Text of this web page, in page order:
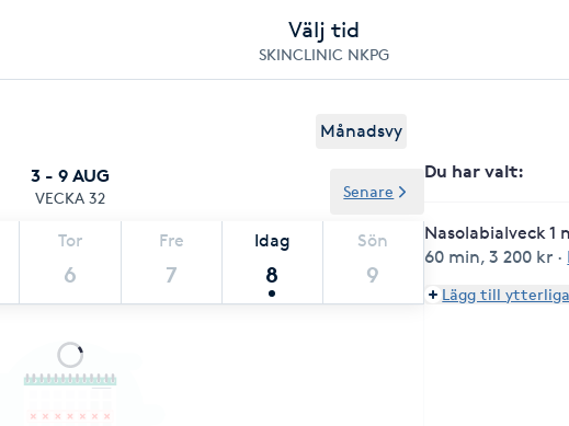
Välj tid
SKINCLINIC NKPG
Månadsvy
3 - 9 AUG
VECKA 32
Tor
6
Fre
7
Idag
8
Sön
9
Senare
Du har valt:
Nasolabialveck 1
60 min,3 200 kr ·
Lägg till